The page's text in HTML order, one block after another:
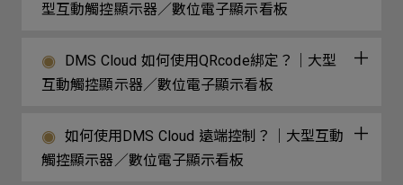
型互動觸控顯示器／數位電子顯示看板
DMS Cloud 如何使用QRcode綁定？｜大型
互動觸控顯示器／數位電子顯示看板
如何使用DMS Cloud 遠端控制？｜大型互動
觸控顯示器／數位電子顯示看板